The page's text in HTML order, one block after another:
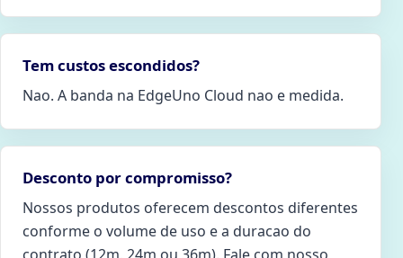
Tem custos escondidos?
Nao. A banda na EdgeUno Cloud nao e medida.
Desconto por compromisso?
Nossos produtos oferecem descontos diferentes
conforme o volume de uso e a duracao do